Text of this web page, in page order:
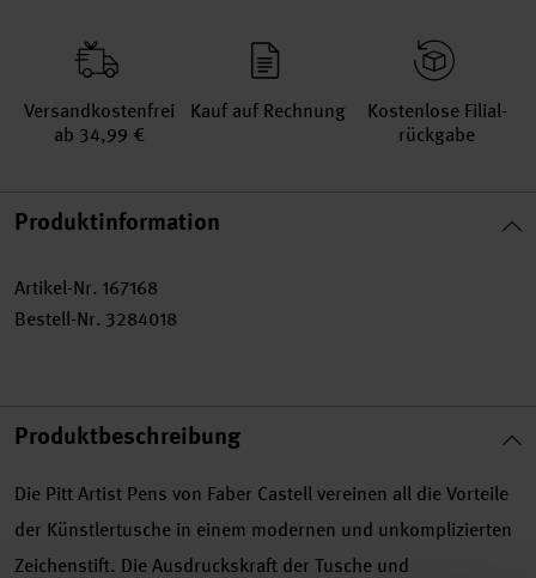
Versand­kosten­frei
ab 34,99 €
Kauf auf Rechnung
Kosten­lose Filial­
rückgabe
Produktinformation
Artikel-Nr. 167168
Bestell-Nr. 3284018
Produktbeschreibung
Die Pitt Artist Pens von Faber Castell vereinen all die Vorteile
der Künstlertusche in einem modernen und unkomplizierten
Zeichenstift. Die Ausdruckskraft der Tusche und